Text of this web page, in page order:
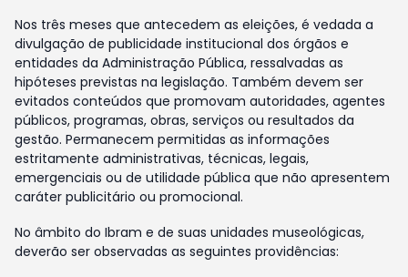
Nos três meses que antecedem as eleições, é vedada a
divulgação de publicidade institucional dos órgãos e
entidades da Administração Pública, ressalvadas as
hipóteses previstas na legislação. Também devem ser
evitados conteúdos que promovam autoridades, agentes
públicos, programas, obras, serviços ou resultados da
gestão. Permanecem permitidas as informações
estritamente administrativas, técnicas, legais,
emergenciais ou de utilidade pública que não apresentem
caráter publicitário ou promocional.
No âmbito do Ibram e de suas unidades museológicas,
deverão ser observadas as seguintes providências: